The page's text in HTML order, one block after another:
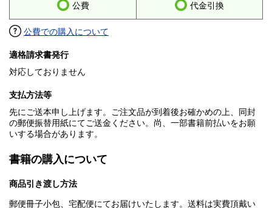
公費 代金引換
公費での購入について
適格請求書発行
対応しておりません
支払方法等
先にご送本申し上げます。ご注文品が到着後お確かめの上、同封
の郵便振替用紙にてご送金ください。尚、一部書籍前払いをお願
いする場合があります。
書籍の購入について
商品引き渡し方法
郵便冊子小包、宅配便にてお届けいたします。送料は実費頂戴い